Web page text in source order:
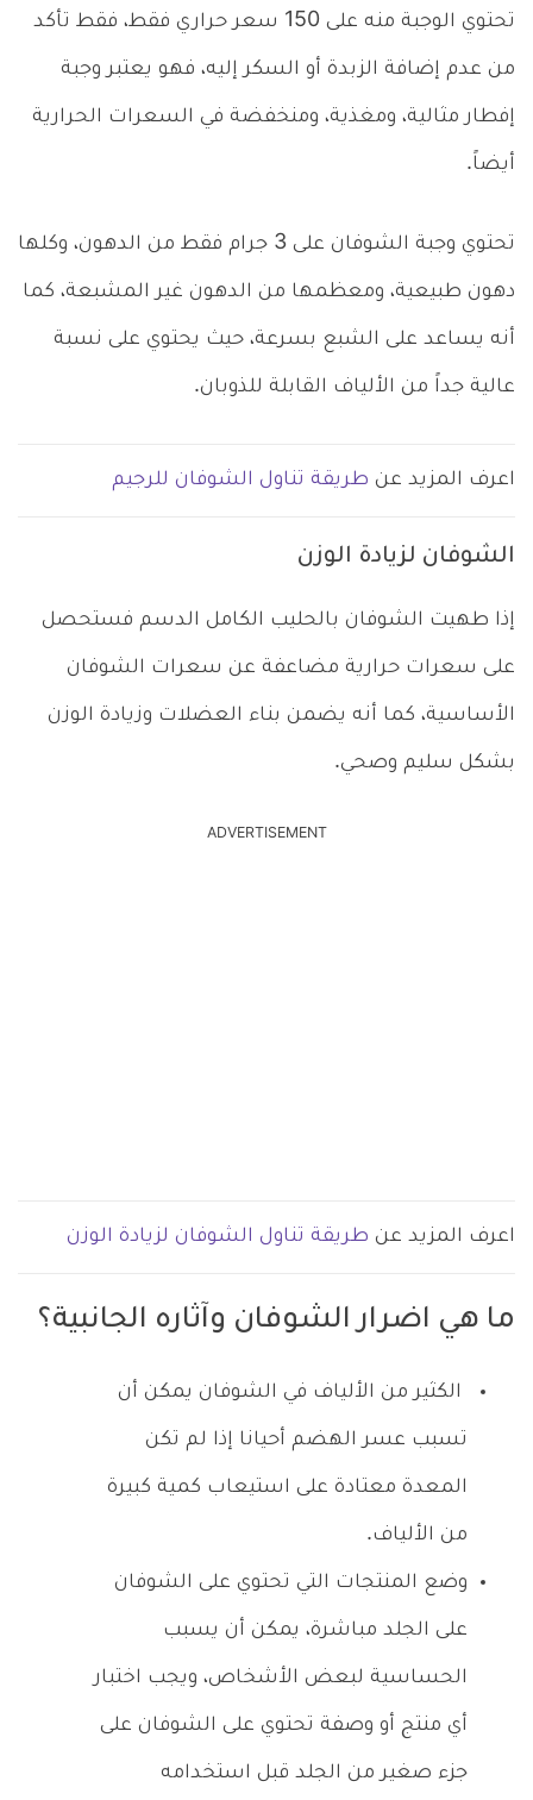
تحتوي الوجبة منه على 150 سعر حراري فقط، فقط تأكد
من عدم إضافة الزبدة أو السكر إليه، فهو يعتبر وجبة
إفطار مثالية، ومغذية، ومنخفضة في السعرات الحرارية
أيضاً.
تحتوي وجبة الشوفان على 3 جرام فقط من الدهون، وكلها
دهون طبيعية، ومعظمها من الدهون غير المشبعة، كما
أنه يساعد على الشبع بسرعة، حيث يحتوي على نسبة
عالية جداً من الألياف القابلة للذوبان.
اعرف المزيد عن طريقة تناول الشوفان للرجيم
الشوفان لزيادة الوزن
إذا طهيت الشوفان بالحليب الكامل الدسم فستحصل
على سعرات حرارية مضاعفة عن سعرات الشوفان
الأساسية، كما أنه يضمن بناء العضلات وزيادة الوزن
بشكل سليم وصحي.
ADVERTISEMENT
اعرف المزيد عن طريقة تناول الشوفان لزيادة الوزن
ما هي اضرار الشوفان وآثاره الجانبية؟
الكثير من الألياف في الشوفان يمكن أن
تسبب عسر الهضم أحيانا إذا لم تكن
المعدة معتادة على استيعاب كمية كبيرة
من الألياف.
وضع المنتجات التي تحتوي على الشوفان
على الجلد مباشرة، يمكن أن يسبب
الحساسية لبعض الأشخاص، ويجب اختبار
أي منتج أو وصفة تحتوي على الشوفان على
جزء صغير من الجلد قبل استخدامه